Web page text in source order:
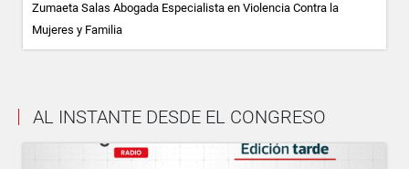
Zumaeta Salas Abogada Especialista en Violencia Contra la
Mujeres y Familia
AL INSTANTE DESDE EL CONGRESO